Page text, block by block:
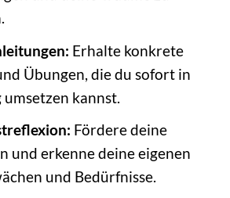
Erhalte konkrete
Übungen, die du sofort in
kannst.
Fördere deine
und erkenne deine eigenen
und Bedürfnisse.